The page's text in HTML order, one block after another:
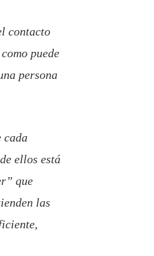
contacto
puede
persona
cada
ellos está
que
las